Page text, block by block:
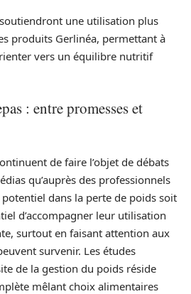
une utilisation plus
produits Gerlinéa, permettant à
vers un équilibre nutritif
: entre promesses et
de faire l’objet de débats
qu’auprès des professionnels
dans la perte de poids soit
d’accompagner leur utilisation
surtout en faisant attention aux
survenir. Les études
de la gestion du poids réside
mêlant choix alimentaires